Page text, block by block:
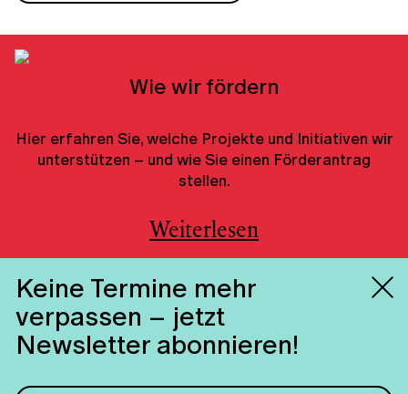
Wie wir fördern
Hier erfahren Sie, welche Projekte und Initiativen wir
unterstützen – und wie Sie einen Förderantrag
stellen.
Weiterlesen
Keine Termine mehr
verpassen – jetzt
Newsletter abonnieren!